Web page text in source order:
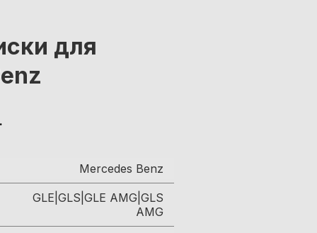
для
Mercedes Benz
GLE|GLS|GLE AMG|GLS
AMG